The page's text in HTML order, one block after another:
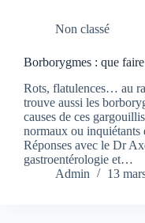
Non classé
Borborygmes : que
Rots, flatulences… au
trouve aussi les
causes de ces
normaux ou inquiétants
Réponses avec le Dr
gastroentérologie et…
Admin
13